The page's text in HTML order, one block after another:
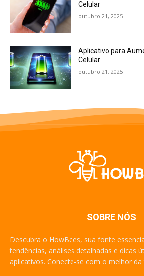
Celular
outubro 21, 2025
Aplicativo para
Celular
outubro 21, 2025
SOBRE NÓS
Descubra o HowBees, sua fonte
tendências, análises detalhadas e dicas
aplicativos. Conecte-se com o melhor da